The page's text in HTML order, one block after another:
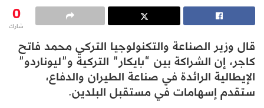
0
شارك
قال وزير الصناعة والتكنولوجيا التركي محمد فاتح
كاجر، إن الشراكة بين “بايكار” التركية و”ليوناردو”
الإيطالية الرائدة في صناعة الطيران والدفاع،
ستقدم إسهامات في مستقبل البلدين.